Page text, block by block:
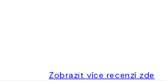
Zobrazit více recenzí zde